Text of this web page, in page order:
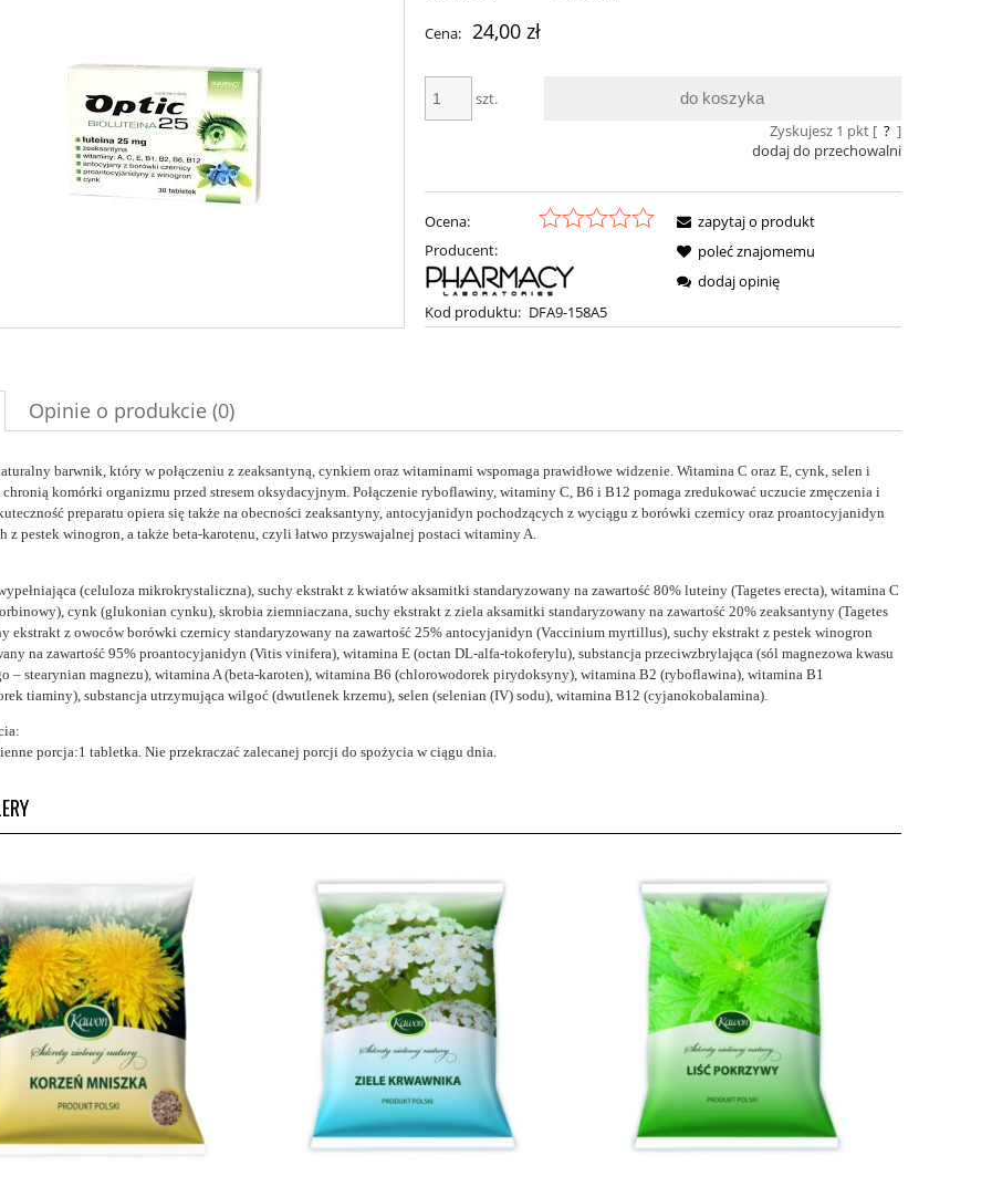
Cena: 24,00 zł
szt. do koszyka
Zyskujesz 1 pkt [ ? ]
dodaj do przechowalni
Ocena:
Producent:
Kod produktu: DFA9-158A5
zapytaj o produkt
poleć znajomemu
dodaj opinię
Opinie o produkcie (0)
barwnik, który w połączeniu z zeaksantyną, cynkiem oraz witaminami wspomaga prawidłowe widzenie. Witamina C oraz E, cynk, selen i
komórki organizmu przed stresem oksydacyjnym. Połączenie ryboflawiny, witaminy C, B6 i B12 pomaga zredukować uczucie zmęczenia i
preparatu opiera się także na obecności zeaksantyny, antocyjanidyn pochodzących z wyciągu z borówki czernicy oraz proantocyjanidyn
z pestek winogron, a także beta-karotenu, czyli łatwo przyswajalnej postaci witaminy A.
(celuloza mikrokrystaliczna), suchy ekstrakt z kwiatów aksamitki standaryzowany na zawartość 80% luteiny (Tagetes erecta), witamina C
cynk (glukonian cynku), skrobia ziemniaczana, suchy ekstrakt z ziela aksamitki standaryzowany na zawartość 20% zeaksantyny (Tagetes
ekstrakt z owoców borówki czernicy standaryzowany na zawartość 25% antocyjanidyn (Vaccinium myrtillus), suchy ekstrakt z pestek winogron
na zawartość 95% proantocyjanidyn (Vitis vinifera), witamina E (octan DL-alfa-tokoferylu), substancja przeciwzbrylająca (sól magnezowa kwasu
– stearynian magnezu), witamina A (beta-karoten), witamina B6 (chlorowodorek pirydoksyny), witamina B2 (ryboflawina), witamina B1
tiaminy), substancja utrzymująca wilgoć (dwutlenek krzemu), selen (selenian (IV) sodu), witamina B12 (cyjanokobalamina).
porcja:1 tabletka. Nie przekraczać zalecanej porcji do spożycia w ciągu dnia.